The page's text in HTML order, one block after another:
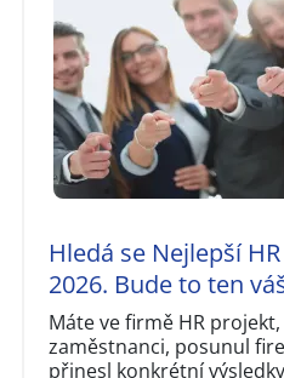
Hledá se Nejlepší
2026. Bude to ten
Máte ve firmě HR
zaměstnanci, posunul
přinesl konkrétní